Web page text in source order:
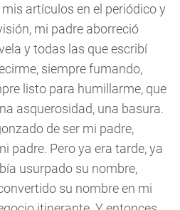
artículos en el periódico y
mi padre aborreció
y todas las que escribí
siempre fumando,
listo para humillarme, que
asquerosidad, una basura.
de ser mi padre,
padre. Pero ya era tarde, ya
usurpado su nombre,
su nombre en mi